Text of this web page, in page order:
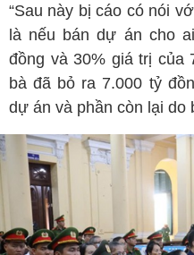
“Sau này bị cáo có nói
là nếu bán dự án cho
đồng và 30% giá trị của
bà đã bỏ ra 7.000 tỷ
dự án và phần còn lại do